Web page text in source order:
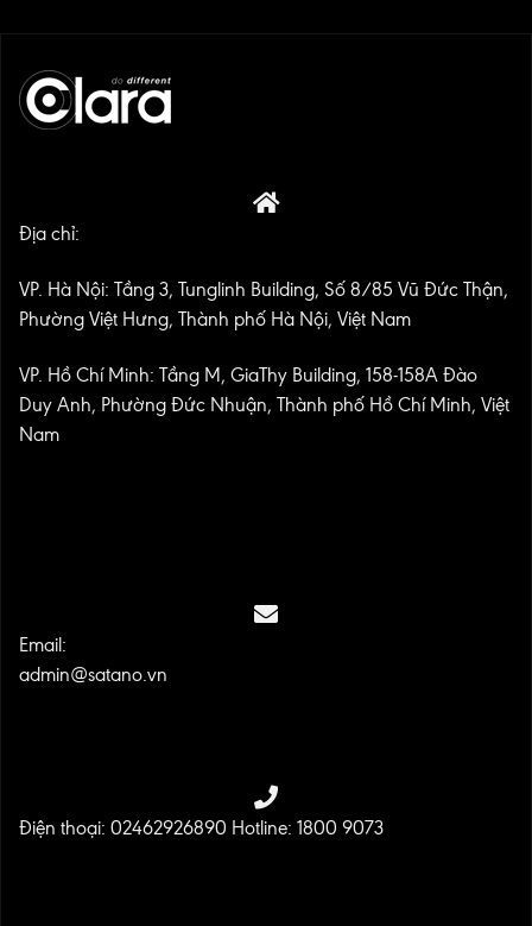
Địa chỉ:
VP. Hà Nội: Tầng 3, Tunglinh Building, Số 8/85 Vũ Đức Thận,
Phường Việt Hưng, Thành phố Hà Nội, Việt Nam
VP. Hồ Chí Minh: Tầng M, GiaThy Building, 158-158A Đào
Duy Anh, Phường Đức Nhuận, Thành phố Hồ Chí Minh, Việt
Nam
Email:
admin@satano.vn
Điện thoại: 02462926890 Hotline: 1800 9073